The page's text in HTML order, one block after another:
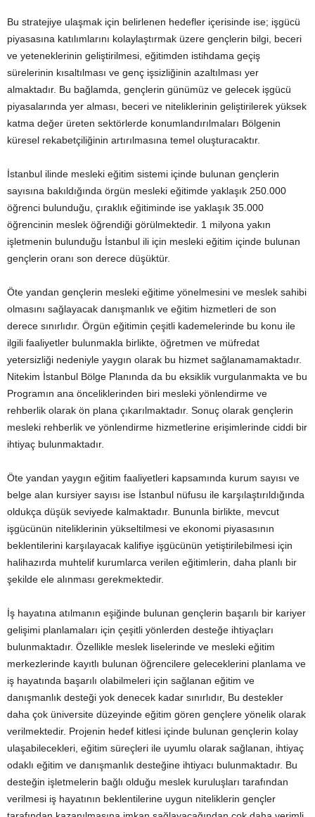
Bu stratejiye ulaşmak için belirlenen hedefler içerisinde ise; işgücü
piyasasına katılımlarını kolaylaştırmak üzere gençlerin bilgi, beceri
ve yeteneklerinin geliştirilmesi, eğitimden istihdama geçiş
sürelerinin kısaltılması ve genç işsizliğinin azaltılması yer
almaktadır. Bu bağlamda, gençlerin günümüz ve gelecek işgücü
piyasalarında yer alması, beceri ve niteliklerinin geliştirilerek yüksek
katma değer üreten sektörlerde konumlandırılmaları Bölgenin
küresel rekabetçiliğinin artırılmasına temel oluşturacaktır.
İstanbul ilinde mesleki eğitim sistemi içinde bulunan gençlerin
sayısına bakıldığında örgün mesleki eğitimde yaklaşık 250.000
öğrenci bulunduğu, çıraklık eğitiminde ise yaklaşık 35.000
öğrencinin meslek öğrendiği görülmektedir. 1 milyona yakın
işletmenin bulunduğu İstanbul ili için mesleki eğitim içinde bulunan
gençlerin oranı son derece düşüktür.
Öte yandan gençlerin mesleki eğitime yönelmesini ve meslek sahibi
olmasını sağlayacak danışmanlık ve eğitim hizmetleri de son
derece sınırlıdır. Örgün eğitimin çeşitli kademelerinde bu konu ile
ilgili faaliyetler bulunmakla birlikte, öğretmen ve müfredat
yetersizliği nedeniyle yaygın olarak bu hizmet sağlanamamaktadır.
Nitekim İstanbul Bölge Planında da bu eksiklik vurgulanmakta ve bu
Programın ana önceliklerinden biri mesleki yönlendirme ve
rehberlik olarak ön plana çıkarılmaktadır. Sonuç olarak gençlerin
mesleki rehberlik ve yönlendirme hizmetlerine erişimlerinde ciddi bir
ihtiyaç bulunmaktadır.
Öte yandan yaygın eğitim faaliyetleri kapsamında kurum sayısı ve
belge alan kursiyer sayısı ise İstanbul nüfusu ile karşılaştırıldığında
oldukça düşük seviyede kalmaktadır. Bununla birlikte, mevcut
işgücünün niteliklerinin yükseltilmesi ve ekonomi piyasasının
beklentilerini karşılayacak kalifiye işgücünün yetiştirilebilmesi için
halihazırda muhtelif kurumlarca verilen eğitimlerin, daha planlı bir
şekilde ele alınması gerekmektedir.
İş hayatına atılmanın eşiğinde bulunan gençlerin başarılı bir kariyer
gelişimi planlamaları için çeşitli yönlerden desteğe ihtiyaçları
bulunmaktadır. Özellikle meslek liselerinde ve mesleki eğitim
merkezlerinde kayıtlı bulunan öğrencilere geleceklerini planlama ve
iş hayatında başarılı olabilmeleri için sağlanan eğitim ve
danışmanlık desteği yok denecek kadar sınırlıdır, Bu destekler
daha çok üniversite düzeyinde eğitim gören gençlere yönelik olarak
verilmektedir. Projenin hedef kitlesi içinde bulunan gençlerin kolay
ulaşabilecekleri, eğitim süreçleri ile uyumlu olarak sağlanan, ihtiyaç
odaklı eğitim ve danışmanlık desteğine ihtiyacı bulunmaktadır. Bu
desteğin işletmelerin bağlı olduğu meslek kuruluşları tarafından
verilmesi iş hayatının beklentilerine uygun niteliklerin gençler